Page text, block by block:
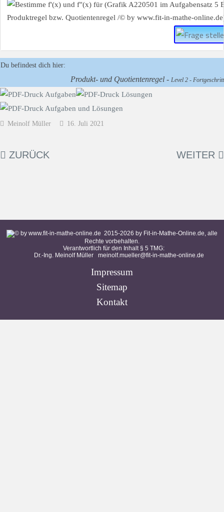
Du befindest dich hier:
Produkt- und Quotientenregel - Level 2 -
Meinolf Müller 16. Juli 2021
ZURÜCK WEITER
2015-2026 by Fit-in-Mathe-Online.de, alle
Rechte vorbehalten.
Verantwortlich für den Inhalt § 5 TMG:
Dr.-Ing. Meinolf Müller meinolf.mueller@fit-in-mathe-online.de
Impressum
Sitemap
Kontakt